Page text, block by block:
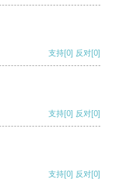
支持[0] 反对[0]
支持[0] 反对[0]
支持[0] 反对[0]